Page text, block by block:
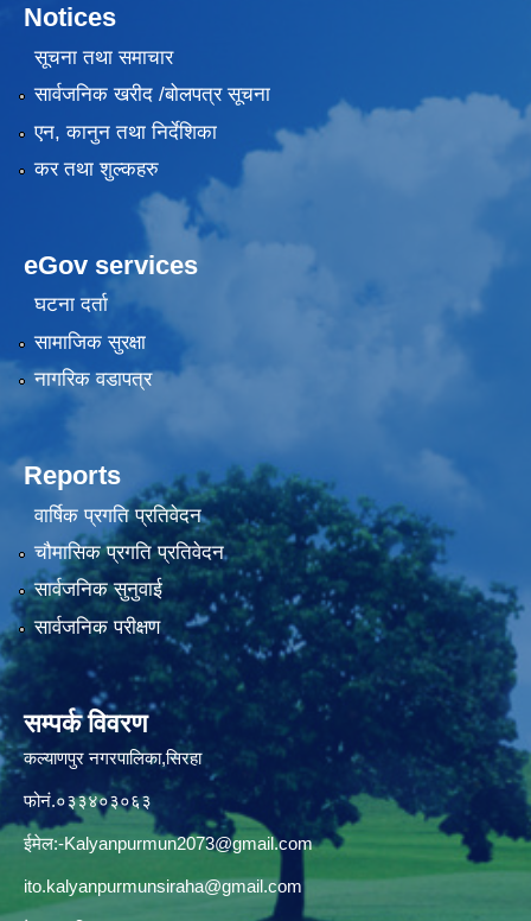
Notices
सूचना तथा समाचार
सार्वजनिक खरीद /बोलपत्र सूचना
एन, कानुन तथा निर्देशिका
कर तथा शुल्कहरु
eGov services
घटना दर्ता
सामाजिक सुरक्षा
नागरिक वडापत्र
Reports
वार्षिक प्रगति प्रतिवेदन
चौमासिक प्रगति प्रतिवेदन
सार्वजनिक सुनुवाई
सार्वजनिक परीक्षण
सम्पर्क विवरण
कल्याणपुर नगरपालिका,सिरहा
फोनं.०३३४०३०६३
ईमेल:-Kalyanpurmun2073@gmail.com
ito.kalyanpurmunsiraha@gmail.com